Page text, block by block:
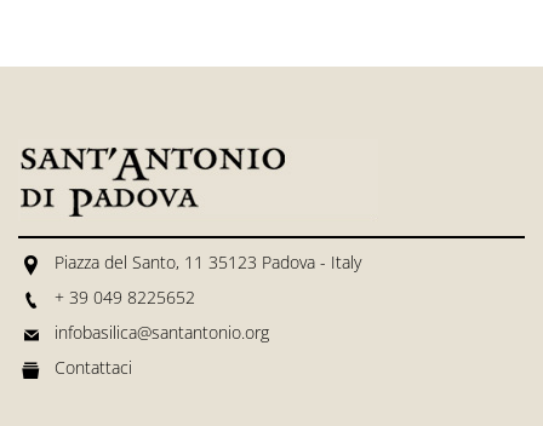
Piazza del Santo, 11 35123 Padova - Italy
+ 39 049 8225652
infobasilica@santantonio.org
Contattaci